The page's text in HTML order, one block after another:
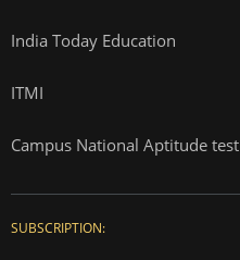
India Today Education
ITMI
Campus National Aptitude test
SUBSCRIPTION: